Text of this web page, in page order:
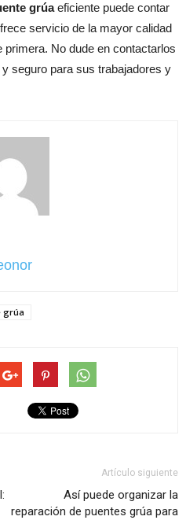
grúaeficiente puede contar
servicio de la mayor calidad
No dude en contactarlos
seguro para sus trabajadores y
grúa
Artículo siguiente
Así puede organizar la
reparación de puentes grúa para